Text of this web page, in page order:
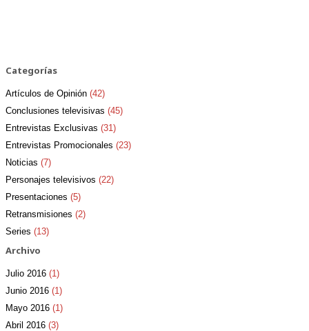
Categorías
Artículos de Opinión (42)
Conclusiones televisivas (45)
Entrevistas Exclusivas (31)
Entrevistas Promocionales (23)
Noticias (7)
Personajes televisivos (22)
Presentaciones (5)
Retransmisiones (2)
Series (13)
Archivo
Julio 2016 (1)
Junio 2016 (1)
Mayo 2016 (1)
Abril 2016 (3)